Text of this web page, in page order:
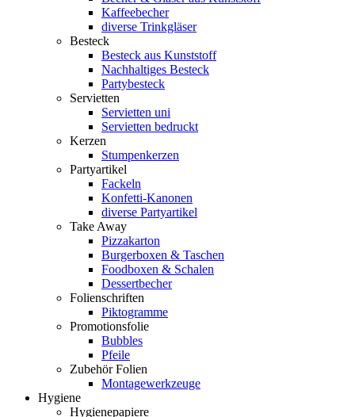
Kaffeebecher
diverse Trinkgläser
Besteck
Besteck aus Kunststoff
Nachhaltiges Besteck
Partybesteck
Servietten
Servietten uni
Servietten bedruckt
Kerzen
Stumpenkerzen
Partyartikel
Fackeln
Konfetti-Kanonen
diverse Partyartikel
Take Away
Pizzakarton
Burgerboxen & Taschen
Foodboxen & Schalen
Dessertbecher
Folienschriften
Piktogramme
Promotionsfolie
Bubbles
Pfeile
Zubehör Folien
Montagewerkzeuge
Hygiene
Hygienepapiere